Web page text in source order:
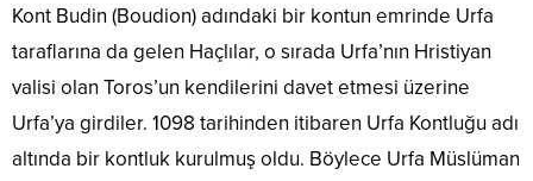
Kont Budin (Boudion) adındaki bir kontun emrinde Urfa
taraflarına da gelen Haçlılar, o sırada Urfa’nın Hristiyan
valisi olan Toros’un kendilerini davet etmesi üzerine
Urfa’ya girdiler. 1098 tarihinden itibaren Urfa Kontluğu adı
altında bir kontluk kurulmuş oldu. Böylece Urfa Müslüman